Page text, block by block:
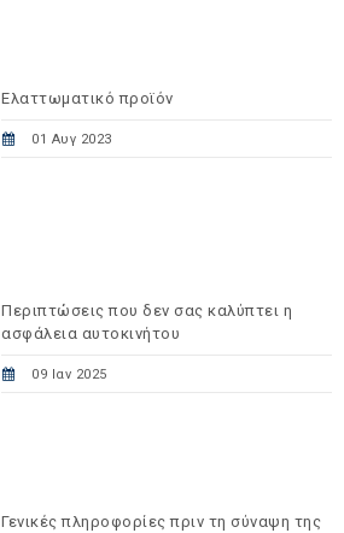
Ελαττωματικό προϊόν
01 Αυγ 2023
Περιπτώσεις που δεν σας καλύπτει η
ασφάλεια αυτοκινήτου
09 Ιαν 2025
Γενικές πληροφορίες πριν τη σύναψη της